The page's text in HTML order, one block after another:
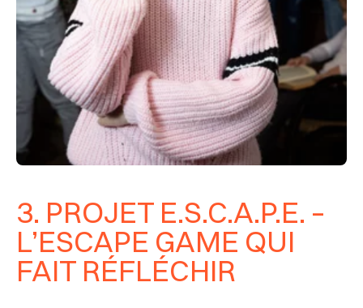
3. PROJET E.S.C.A.P.E. –
L’ESCAPE GAME QUI
FAIT RÉFLÉCHIR